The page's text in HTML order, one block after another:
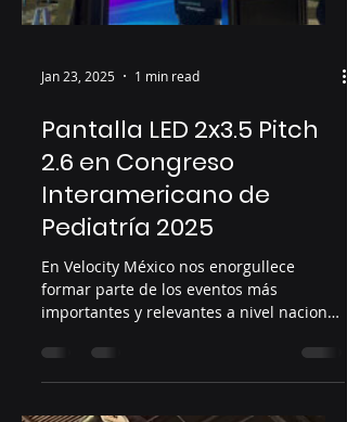
Jan 23, 2025 1 min read
Pantalla LED 2x3.5 Pitch
2.6 en Congreso
Interamericano de
Pediatría 2025
En Velocity México nos enorgullece
importantes y relevantes a nivel nacional
e internacional....